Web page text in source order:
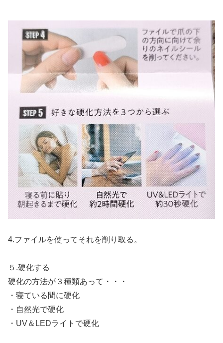
4.ファイルを使ってそれを削り取る。
５.硬化する
硬化の方法が３種類あって・・・
・寝ている間に硬化
・自然光で硬化
・UV＆LEDライトで硬化